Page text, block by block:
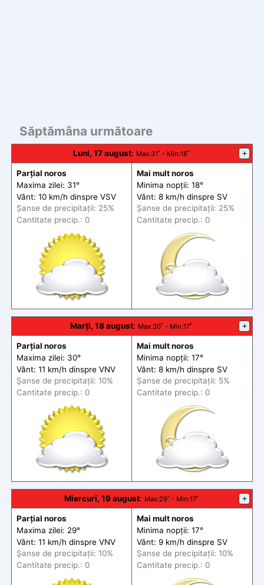
Săptămâna următoare
Luni, 17 august: Max:31˚ - Min:18˚ +
Parțial noros
Maxima zilei: 31°
Vânt: 10 km/h dinspre VSV
Șanse de precipitații: 25%
Cantitate precip.: 0
Mai mult noros
Minima nopții: 18°
Vânt: 8 km/h dinspre SV
Șanse de precipitații: 25%
Cantitate precip.: 0
Marți, 18 august: Max:30˚ - Min:17˚ +
Parțial noros
Maxima zilei: 30°
Vânt: 11 km/h dinspre VNV
Șanse de precipitații: 10%
Cantitate precip.: 0
Mai mult noros
Minima nopții: 17°
Vânt: 8 km/h dinspre SV
Șanse de precipitații: 5%
Cantitate precip.: 0
Miercuri, 19 august: Max:29˚ - Min:17˚ +
Parțial noros
Maxima zilei: 29°
Vânt: 11 km/h dinspre VNV
Șanse de precipitații: 10%
Cantitate precip.: 0
Mai mult noros
Minima nopții: 17°
Vânt: 9 km/h dinspre SV
Șanse de precipitații: 10%
Cantitate precip.: 0